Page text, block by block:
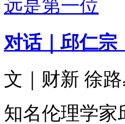
对话｜邱仁宗
文｜财新 徐
知名伦理学家